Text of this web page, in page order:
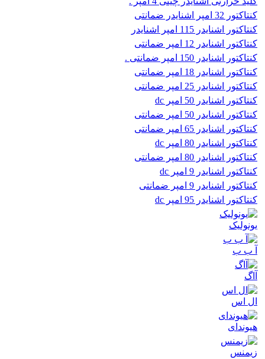
کنتاکتور 32 امپر اشنایدر ضمانتی
کنتاکتور اشنایدر 115 امپر اشنایدر
کنتاکتور اشنایدر 12 امپر ضمانتی
کنتاکتور اشنایدر 150 امپر ضمانتی .
کنتاکتور اشنایدر 18 امپر ضمانتی
کنتاکتور اشنایدر 25 امپر ضمانتی
کنتاکتور اشنایدر 50 امپر dc
کنتاکتور اشنایدر 50 امپر ضمانتی
کنتاکتور اشنایدر 65 امپر ضمانتی
کنتاکتور اشنایدر 80 امپر dc
کنتاکتور اشنایدر 80 امپر ضمانتی
کنتاکتور اشنایدر 9 امپر dc
کنتاکتور اشنایدر 9 امپر ضمانتی
کنتاکتور اشنایدر 95 امپر dc
یونولیک
آ ب ب
آاگ
ال اس
هیوندای
زیمنس